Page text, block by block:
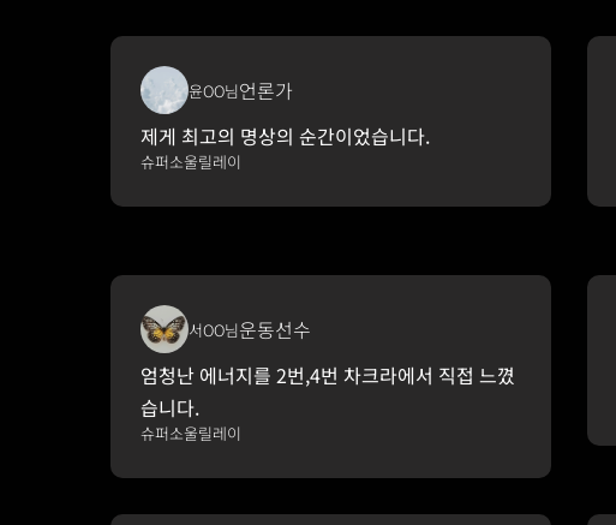
윤OO님언론가
제게 최고의 명상의 순간이었습니다.
슈퍼소울릴레이
서OO님운동선수
엄청난 에너지를 2번,4번 차크라에서 직접 느꼈
습니다.
슈퍼소울릴레이